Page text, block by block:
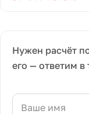
Нужен расчёт
его — ответим в